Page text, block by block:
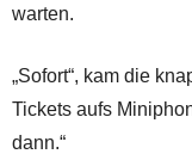
warten.
„Sofort“, kam die
Tickets aufs
dann.“